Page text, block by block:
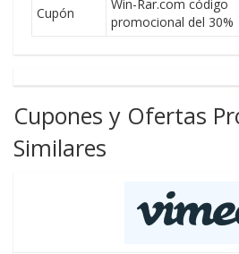
Cupón
Win-Rar.com código
promocional del 30%
Cupones y Ofertas
Similares